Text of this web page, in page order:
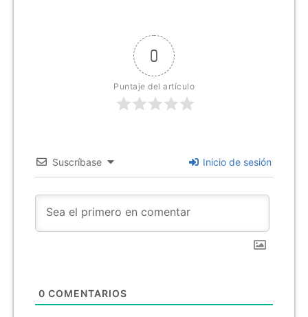
0
Puntaje del artículo
Suscríbase Inicio de sesión
0 COMENTARIOS